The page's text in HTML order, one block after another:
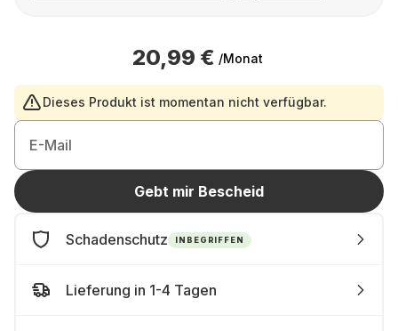
20,99 € /Monat
Dieses Produkt ist momentan nicht verfügbar.
E-Mail
Gebt mir Bescheid
Schadenschutz INBEGRIFFEN
Lieferung in 1-4 Tagen